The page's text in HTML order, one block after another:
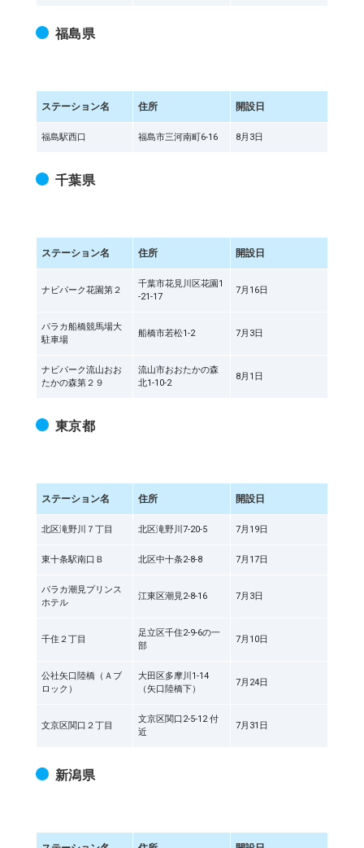
福島県
ステーション名 住所 開設日
福島駅西口 福島市三河南町6-16 8月3日
千葉県
ステーション名 住所 開設日
ナビパーク花園第２
千葉市花見川区花園1
-21-17
7月16日
パラカ船橋競馬場大
駐車場
船橋市若松1-2 7月3日
ナビパーク流山おお
たかの森第２９
流山市おおたかの森
北1-10-2
8月1日
東京都
ステーション名 住所 開設日
北区滝野川７丁目 北区滝野川7-20-5 7月19日
東十条駅南口Ｂ 北区中十条2-8-8 7月17日
パラカ潮見プリンス
ホテル
江東区潮見2-8-16 7月3日
千住２丁目
足立区千住2-9-6の一
部
7月10日
公社矢口陸橋（Ａブ
ロック）
大田区多摩川1-14
（矢口陸橋下）
7月24日
文京区関口２丁目
文京区関口2-5-12 付
近
7月31日
新潟県